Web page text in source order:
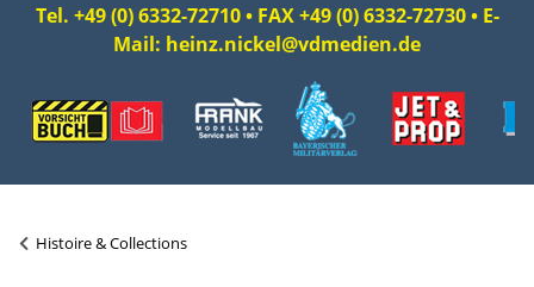
Tel. +49 (0) 6332-72710 • FAX +49 (0) 6332-72730 • E-
Mail: heinz.nickel@vdmedien.de
Histoire & Collections